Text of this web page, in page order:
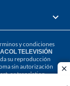
y condiciones
TELEVISIÓN
su reproducción
sin autorización
or translation